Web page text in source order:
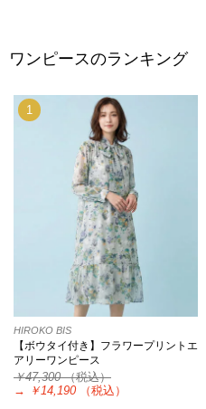
ワンピースのランキング
1
HIROKO BIS
【ボウタイ付き】フラワープリントエ
アリーワンピース
￥47,300（税込）
→
￥14,190 （税込）